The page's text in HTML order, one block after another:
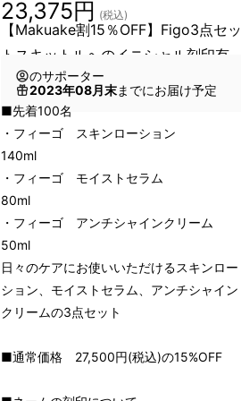
【Makuake割15％OFF】Figo3点セッ
トスキットルへのイニシャル刻印有
23,375円 (税込)
のサポーター
2023年08月末までにお届け予定
■先着100名
・フィーゴ スキンローション
140ml
・フィーゴ モイストセラム
80ml
・フィーゴ アンチシャインクリーム
50ml
日々のケアにお使いいただけるスキンロー
ション、モイストセラム、アンチシャイン
クリームの3点セット
■通常価格 27,500円(税込)の15%OFF